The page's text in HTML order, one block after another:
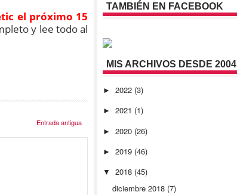
el próximo 15
y lee todo al
Entrada antigua
TAMBIÉN EN FACEBOOK
MIS ARCHIVOS DESDE 2004
► 2022 (3)
► 2021 (1)
► 2020 (26)
► 2019 (46)
▼ 2018 (45)
diciembre 2018 (7)